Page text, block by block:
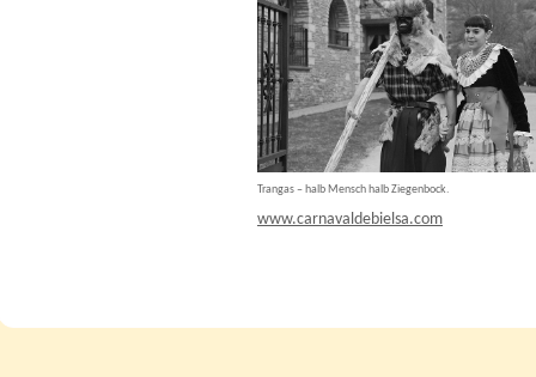
Trangas – halb Mensch halb Ziegenbock.
www.carnavaldebielsa.com